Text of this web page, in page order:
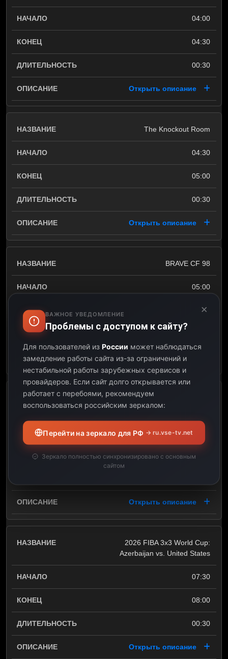
04:00
04:30
00:30
Открыть описание
The Knockout Room
04:30
05:00
00:30
Открыть описание
BRAVE CF 98
05:00
07:00
Открыть описание
2026 FIBA 3x3 World Cup:
Netherlands vs. Australia
07:00
07:30
Открыть описание
2026 FIBA 3x3 World Cup:
Azerbaijan vs. United States
07:30
08:00
00:30
Открыть описание
×
ВАЖНОЕ УВЕДОМЛЕНИЕ
Проблемы с доступом к сайту?
Для пользователей из России может наблюдаться
замедление работы сайта из-за ограничений и
нестабильной работы зарубежных сервисов и
провайдеров. Если сайт долго открывается или
работает с перебоями, рекомендуем
воспользоваться российским зеркалом:
Перейти на зеркало для РФ → ru.vse-tv.net
Зеркало полностью синхронизировано с основным
сайтом